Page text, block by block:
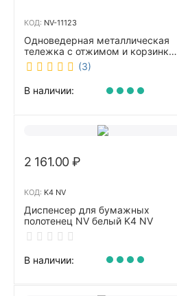
КОД: NV-11123
Одноведерная металлическая
тележка с отжимом и корзинкой
под химию NV 23 л NV-11123
(3)
В наличии:
2 161.00₽
КОД: K4 NV
Диспенсер для бумажных
полотенец NV белый K4 NV
В наличии: